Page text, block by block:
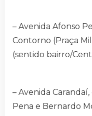
– Avenida Afonso
Contorno (Praça
(sentido bairro/
– Avenida
Pena e Bernardo